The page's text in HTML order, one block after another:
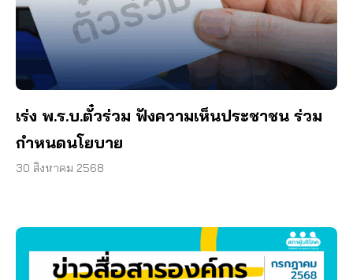
เร่ง พ.ร.บ.ตั๋วร่วม ฟังความเห็นประชาชน ร่วม
กำหนดนโยบาย
30 สิงหาคม 2568